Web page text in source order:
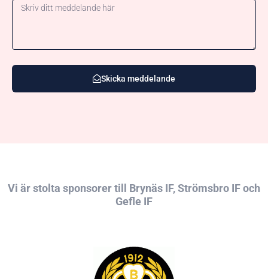
Skicka meddelande
Vi är stolta sponsorer till Brynäs IF, Strömsbro IF och
Gefle IF